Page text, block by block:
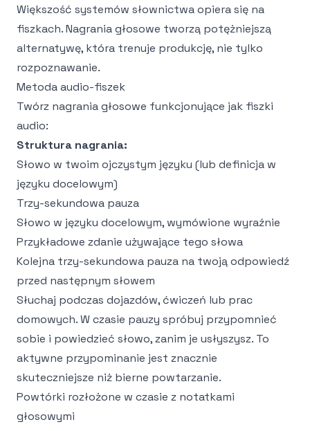
Większość systemów słownictwa opiera się na
fiszkach. Nagrania głosowe tworzą potężniejszą
alternatywę, która trenuje produkcję, nie tylko
rozpoznawanie.
Metoda audio-fiszek
Twórz nagrania głosowe funkcjonujące jak fiszki
audio:
Struktura nagrania:
Słowo w twoim ojczystym języku (lub definicja w
języku docelowym)
Trzy-sekundowa pauza
Słowo w języku docelowym, wymówione wyraźnie
Przykładowe zdanie używające tego słowa
Kolejna trzy-sekundowa pauza na twoją odpowiedź
przed następnym słowem
Słuchaj podczas dojazdów, ćwiczeń lub prac
domowych. W czasie pauzy spróbuj przypomnieć
sobie i powiedzieć słowo, zanim je usłyszysz. To
aktywne przypominanie jest znacznie
skuteczniejsze niż bierne powtarzanie.
Powtórki rozłożone w czasie z notatkami
głosowymi